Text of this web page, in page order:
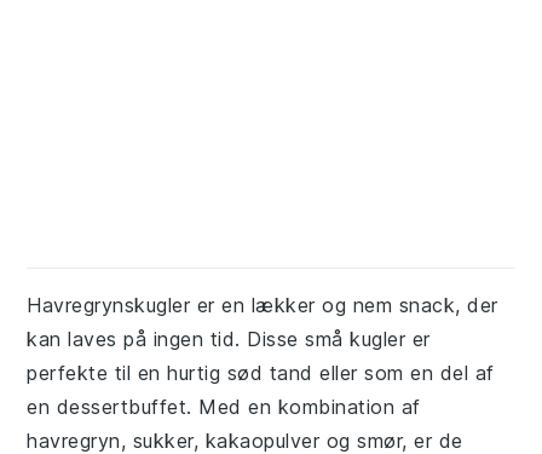
Havregrynskugler er en lækker og nem snack, der
kan laves på ingen tid. Disse små kugler er
perfekte til en hurtig sød tand eller som en del af
en dessertbuffet. Med en kombination af
havregryn, sukker, kakaopulver og smør, er de